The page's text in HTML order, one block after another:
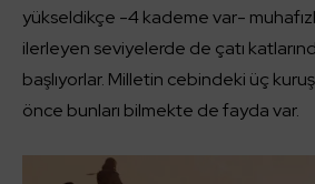
yükseldikçe -4 kademe var-
ilerleyen seviyelerde de çatı
başlıyorlar. Milletin cebindeki üç
önce bunları bilmekte de fayda var.